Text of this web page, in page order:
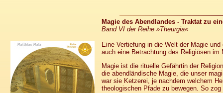
Magie des Abendlandes - Traktat zu
Band VI der Reihe »Theurgia«
Eine Vertiefung in die Welt der Magie
auch eine Betrachtung des Religiösen im
Magie ist die rituelle Gefährtin der
die abendländische Magie, die unser
war sie Ketzerei, je nachdem welchem
theologischen Pfade zu bewegen. So